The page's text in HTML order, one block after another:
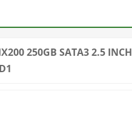
250GB SATA3 2.5 INCH